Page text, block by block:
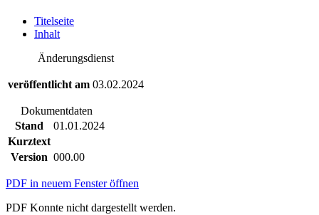
Titelseite
Inhalt
Änderungsdienst
veröffentlicht am 03.02.2024
Dokumentdaten
Stand
01.01.2024
Kurztext
Version 000.00
PDF in neuem Fenster öffnen
PDF Konnte nicht dargestellt werden.